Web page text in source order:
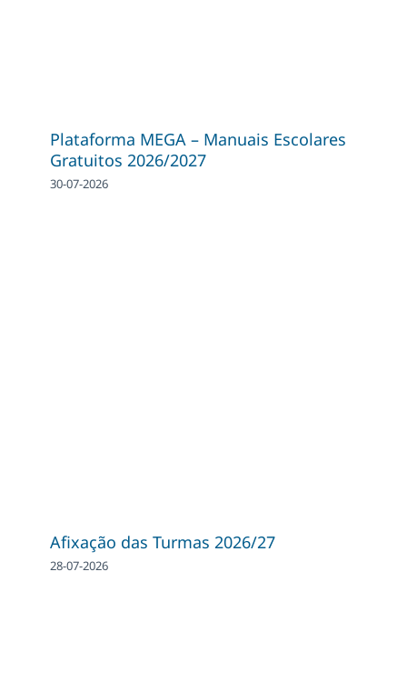
Plataforma MEGA – Manuais Escolares
Gratuitos 2026/2027
30-07-2026
Afixação das Turmas 2026/27
28-07-2026